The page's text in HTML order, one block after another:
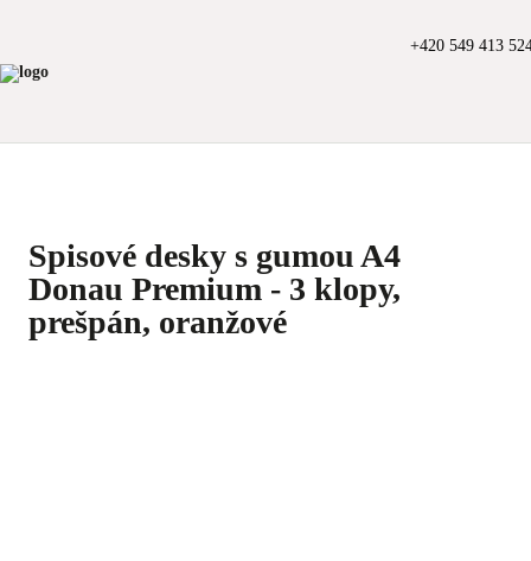
+420 549 413
Spisové desky s gumou A4
Donau Premium - 3 klopy,
prešpán, oranžové